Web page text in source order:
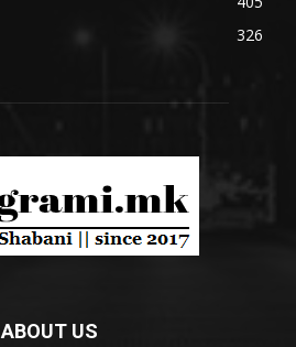
326
ABOUT US